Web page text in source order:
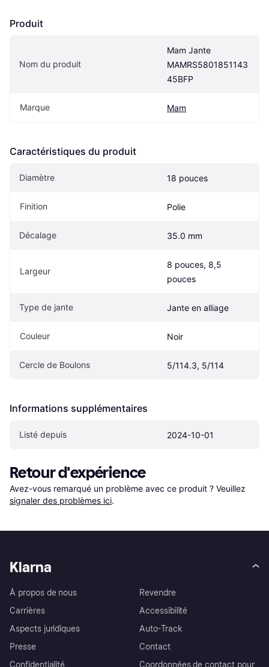
Produit
Nom du produit
Mam Jante
MAMRS5801851143
45BFP
Marque Mam
Caractéristiques du produit
Diamètre 18 pouces
Finition Polie
Décalage 35.0 mm
Largeur
8 pouces, 8,5
pouces
Type de jante Jante en alliage
Couleur Noir
Cercle de Boulons 5/114.3, 5/114
Informations supplémentaires
Listé depuis 2024-10-01
Retour d'expérience
Avez-vous remarqué un problème avec ce produit ? Veuillez
signaler des problèmes ici.
Klarna
À propos de nous
Carrières
Aspects juridiques
Presse
Revendre
Accessibilité
Auto-Track
Contact